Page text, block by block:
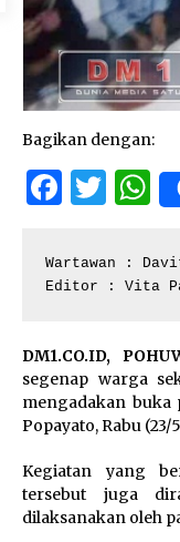
Bagikan dengan:
Wartawan : Davit
Editor : Vita
DM1.CO.ID,
segenap warga
mengadakan buka
Popayato, Rabu (23/
Kegiatan yang
tersebut juga
dilaksanakan oleh